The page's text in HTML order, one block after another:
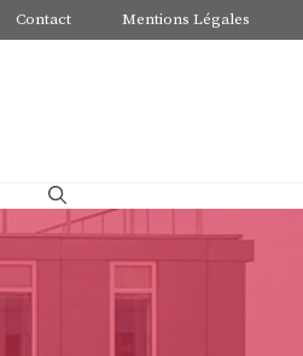
Contact Mentions Légales